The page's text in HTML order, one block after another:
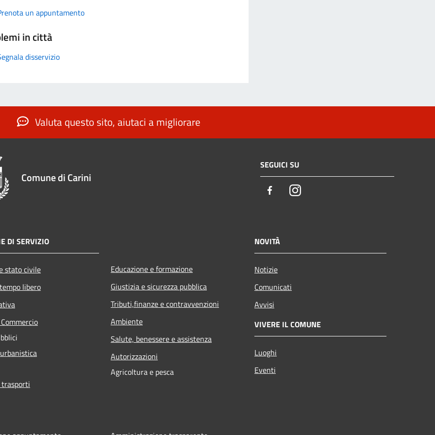
un appuntamento
in città
disservizio
Valuta questo sito, aiutaci a migliorare
Comune di Carini
SEGUICI SU
FacebookInstagram
DI SERVIZIO
stato civile
libero
Educazione e formazione
Giustizia e sicurezza pubblica
Tributi,finanze e contravvenzioni
Ambiente
Salute, benessere e assistenza
Autorizzazioni
Agricoltura e pesca
NOVITÀ
Notizie
Comunicati
Avvisi
VIVERE IL COMUNE
Luoghi
Eventi